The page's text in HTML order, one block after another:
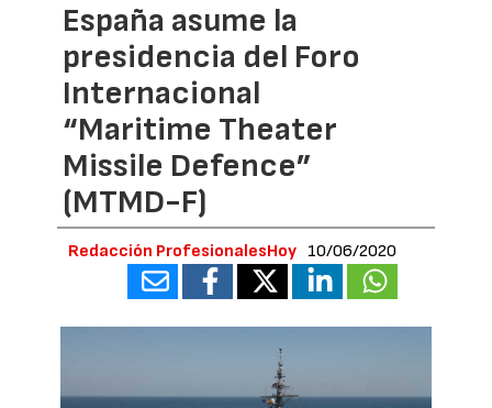
España asume la
presidencia del Foro
Internacional
“Maritime Theater
Missile Defence”
(MTMD-F)
Redacción ProfesionalesHoy 10/06/2020